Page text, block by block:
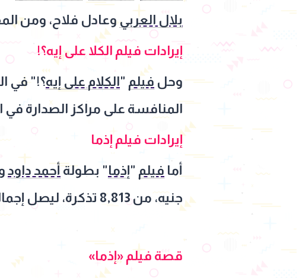
بلال العربيوعادل فلاح، ومن
إيرادات فيلم الكلا على إيه؟!
وحل فيلم "الكلام على إيه
المنافسة على مراكز الصدارة
إيرادات فيلم إذما
أما فيلم "إذما" بطولةأحمد داود
جنيه، من 8,813 تذكرة، ليصل إجمالي إيراداته إلى 11,076,355 جنيهًا.
قصة فيلم «إذما»